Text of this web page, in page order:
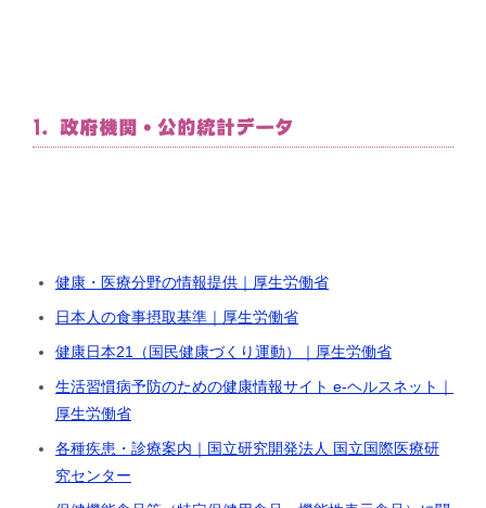
1. 政府機関・公的統計データ
健康・医療分野の情報提供｜厚生労働省
日本人の食事摂取基準｜厚生労働省
健康日本21（国民健康づくり運動）｜厚生労働省
生活習慣病予防のための健康情報サイト e-ヘルスネット｜
厚生労働省
各種疾患・診療案内｜国立研究開発法人 国立国際医療研
究センター